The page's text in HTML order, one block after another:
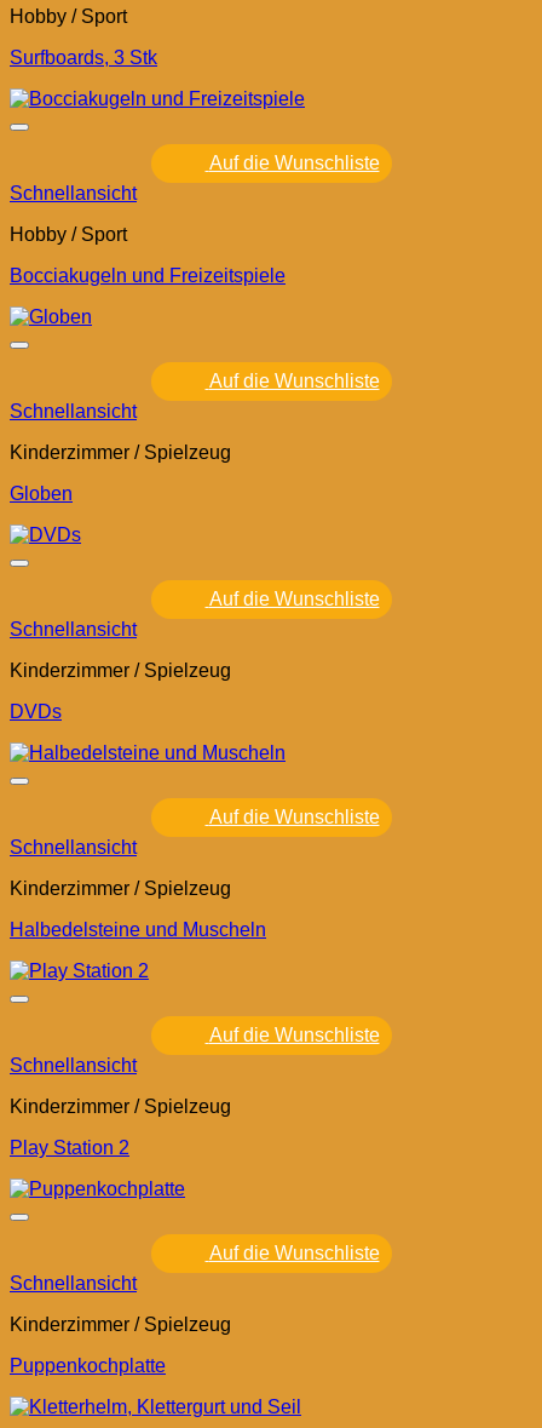
Hobby / Sport
Surfboards, 3 Stk
Auf die Wunschliste
Schnellansicht
Hobby / Sport
Bocciakugeln und Freizeitspiele
Auf die Wunschliste
Schnellansicht
Kinderzimmer / Spielzeug
Globen
Auf die Wunschliste
Schnellansicht
Kinderzimmer / Spielzeug
DVDs
Auf die Wunschliste
Schnellansicht
Kinderzimmer / Spielzeug
Halbedelsteine und Muscheln
Auf die Wunschliste
Schnellansicht
Kinderzimmer / Spielzeug
Play Station 2
Auf die Wunschliste
Schnellansicht
Kinderzimmer / Spielzeug
Puppenkochplatte